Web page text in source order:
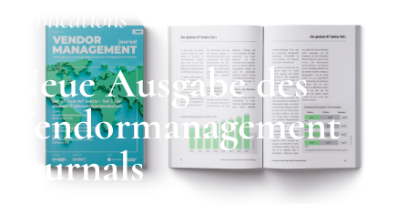
Publications
Neue Ausgabe des
Vendormanagement
Journals